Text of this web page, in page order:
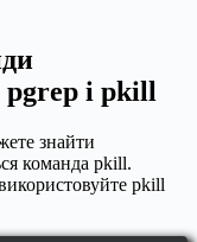
і pkill
знайти
команда pkill.
pkill